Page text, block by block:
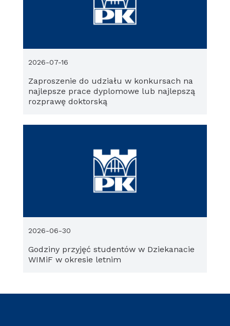
Zaproszenie do udziału w konkursach na
najlepsze prace dyplomowe lub najlepszą
rozprawę doktorską
2026-07-16
Godziny przyjęć studentów w Dziekanacie
WIMiF w okresie letnim
2026-06-30